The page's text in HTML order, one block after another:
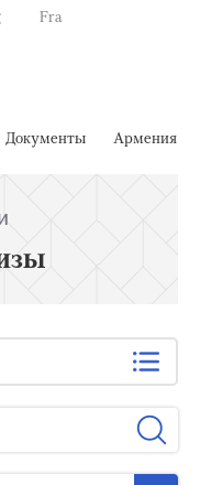
Fra
Документы Армения